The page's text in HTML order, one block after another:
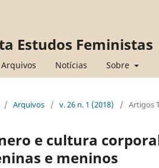
Estudos Feministas
Arquivos Notícias Sobre
/ Arquivos / v. 26 n. 1 (2018) / Artigos
e cultura
e meninos